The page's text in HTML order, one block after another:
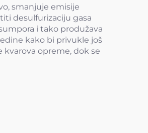
smanjuje emisije
desulfurizaciju gasa
i tako produžava
kako bi privukle još
opreme, dok se